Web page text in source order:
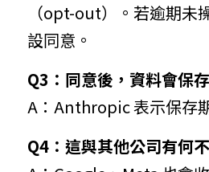
（opt-out）。若逾期未
設同意。
Q3：同意後，資料會保
A：Anthropic 表示保存
Q4：這與其他公司有何